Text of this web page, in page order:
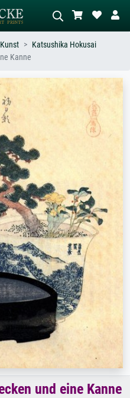
Beschreiben Sie die Szene – z.B. Grüne
Wiese, Abstrakt mit viel Rot, Dunkles
Ölgemälde, Stehender Akt neben einem
Katsushika Hokusai
Kanne
und eine Kanne